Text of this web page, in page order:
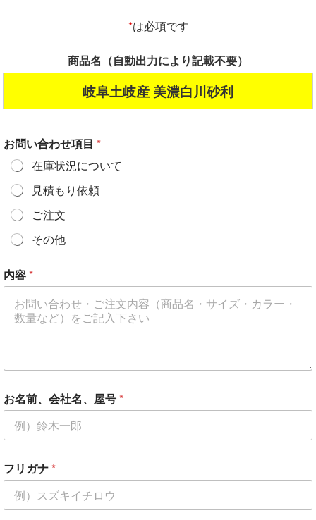
*は必項です
商品名（自動出力により記載不要）
岐阜土岐産 美濃白川砂利
お問い合わせ項目 *
在庫状況について
見積もり依頼
ご注文
その他
内容*
お名前、会社名、屋号*
フリガナ*